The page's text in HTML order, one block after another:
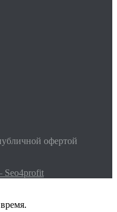
офертой
Seo4profit